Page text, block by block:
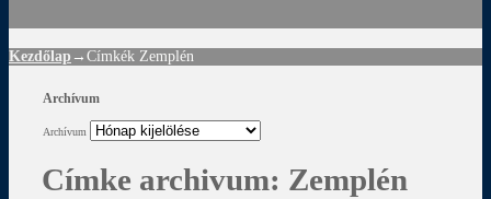
Kezdőlap →Címkék Zemplén
Archívum
Archívum
Címke archivum: Zemplén